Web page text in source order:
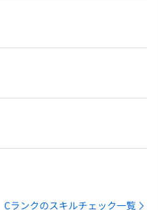
Cランクのスキルチェック一覧